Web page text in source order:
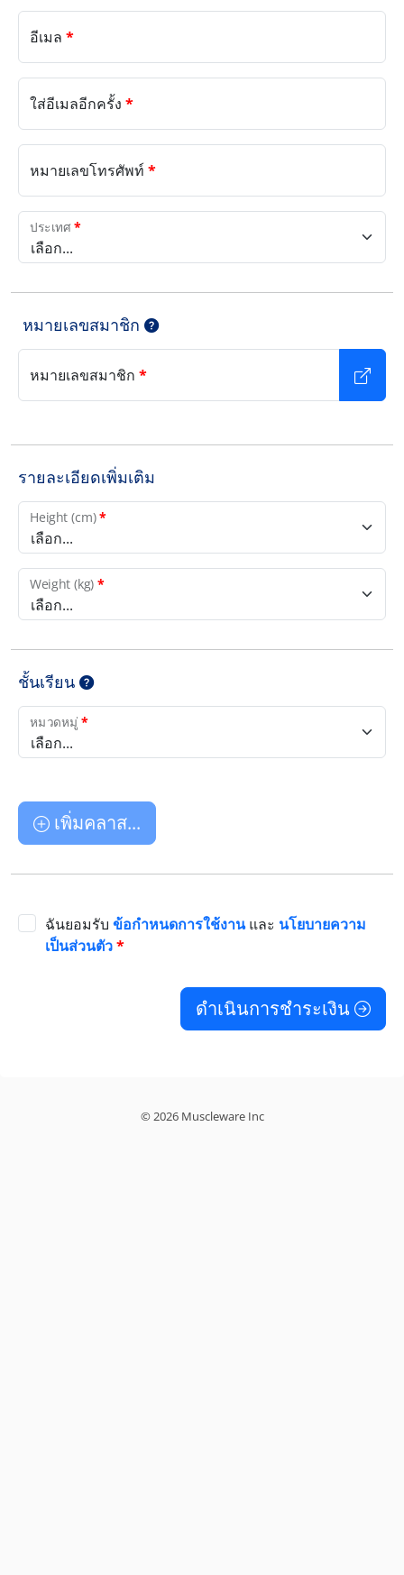
อีเมล *
ใส่อีเมลอีกครั้ง *
หมายเลขโทรศัพท์ *
เลือก...
ประเทศ*
หมายเลขสมาชิก
หมายเลขสมาชิก *
รายละเอียดเพิ่มเติม
เลือก...
Height (cm)*
เลือก...
Weight (kg) *
ชั้นเรียน
เลือก...
หมวดหมู่*
เพิ่มคลาส...
ฉันยอมรับข้อกำหนดการใช้งานและ นโยบายความ
เป็นส่วนตัว*
ดำเนินการชำระเงิน
© 2026 Muscleware Inc